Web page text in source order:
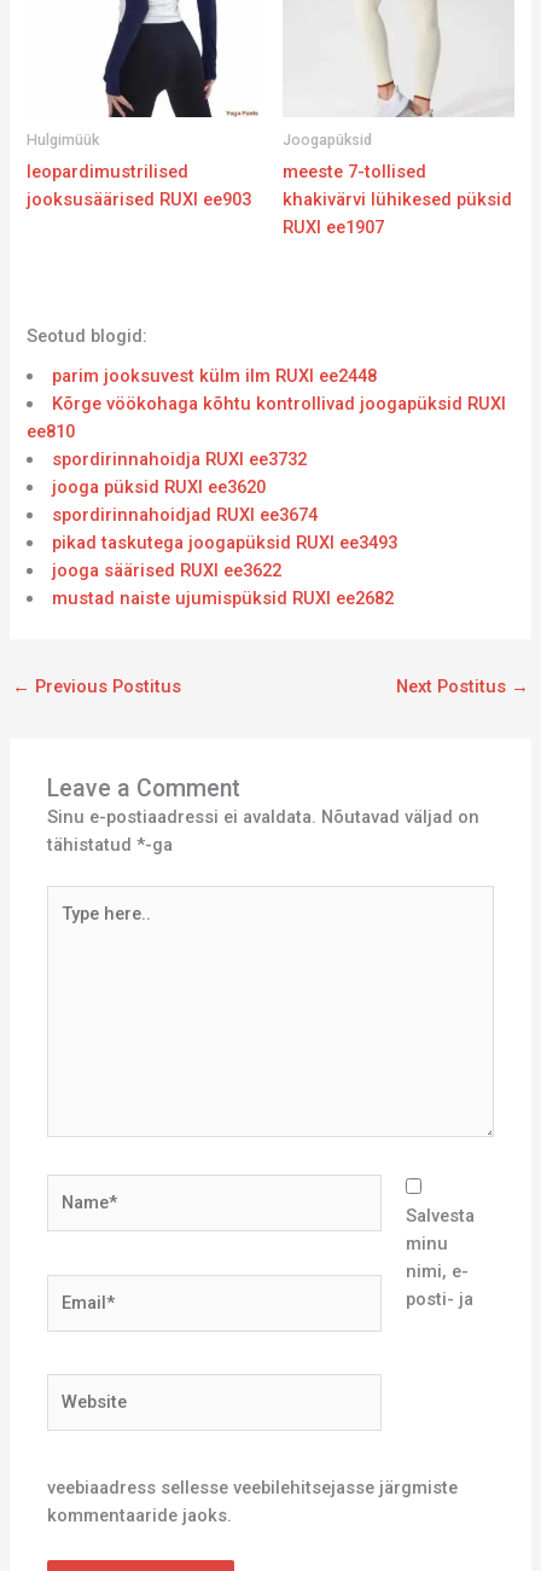
Hulgimüük
leopardimustrilised
jooksusäärised RUXI ee903
Joogapüksid
meeste 7-tollised
khakivärvi lühikesed püksid
RUXI ee1907
Seotud blogid:
parim jooksuvest külm ilm RUXI ee2448
Kõrge vöökohaga kõhtu kontrollivad joogapüksid RUXI
ee810
spordirinnahoidja RUXI ee3732
jooga püksid RUXI ee3620
spordirinnahoidjad RUXI ee3674
pikad taskutega joogapüksid RUXI ee3493
jooga säärised RUXI ee3622
mustad naiste ujumispüksid RUXI ee2682
← Previous Postitus Next Postitus →
Leave a Comment
Sinu e-postiaadressi ei avaldata. Nõutavad väljad on
tähistatud*-ga
here..
Salvesta
minu
nimi, e-
posti- ja
veebiaadress sellesse veebilehitsejasse järgmiste
kommentaaride jaoks.